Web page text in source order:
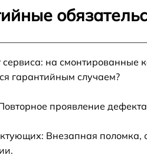
Gaggenau BOP
сервиса: на
гарантийным случаем?
проявление
Внезапная поломка,